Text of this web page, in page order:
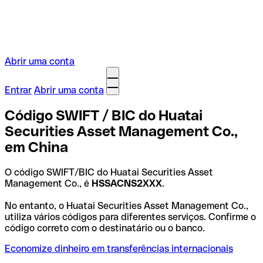
Abrir uma conta
Entrar Abrir uma conta
Código SWIFT / BIC do Huatai
Securities Asset Management Co.,
em China
O código SWIFT/BIC do Huatai Securities Asset
Management Co., é HSSACNS2XXX.
No entanto, o Huatai Securities Asset Management Co.,
utiliza vários códigos para diferentes serviços. Confirme o
código correto com o destinatário ou o banco.
Economize dinheiro em transferências internacionais